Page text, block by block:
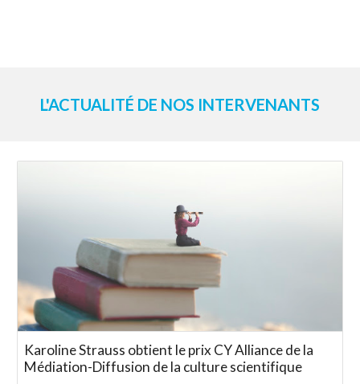
L'ACTUALITÉ DE NOS INTERVENANTS
Karoline Strauss obtient le prix CY Alliance de la
Médiation-Diffusion de la culture scientifique